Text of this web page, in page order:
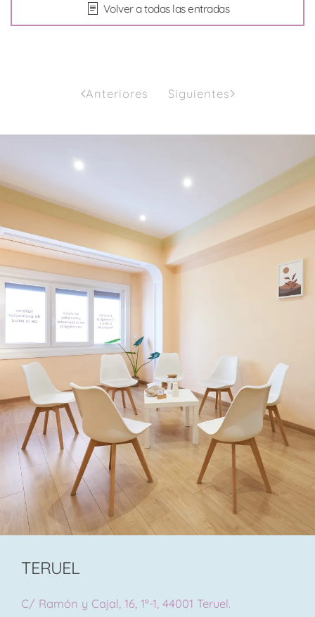
Volver a todas las entradas
Anteriores Siguientes
TERUEL
C/ Ramón y Cajal, 16, 1º-1, 44001 Teruel.